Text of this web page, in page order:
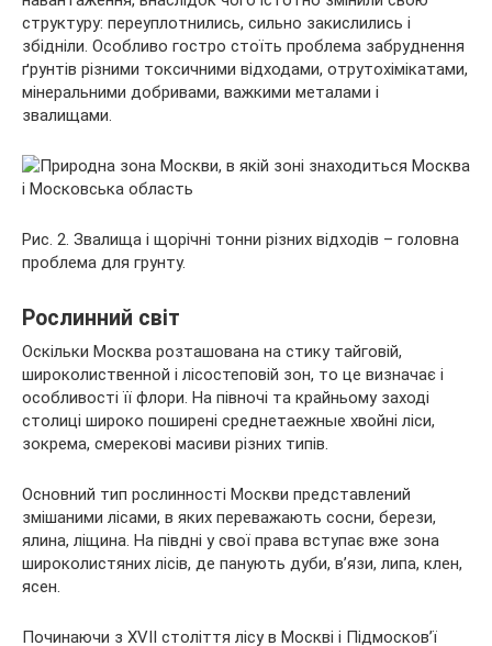
структуру: переуплотнились, сильно закислились і
збідніли. Особливо гостро стоїть проблема забруднення
ґрунтів різними токсичними відходами, отрутохімікатами,
мінеральними добривами, важкими металами і
звалищами.
Рис. 2. Звалища і щорічні тонни різних відходів – головна
проблема для грунту.
Рослинний світ
Оскільки Москва розташована на стику тайговій,
широколиственной і лісостеповій зон, то це визначає і
особливості її флори. На півночі та крайньому заході
столиці широко поширені среднетаежные хвойні ліси,
зокрема, смерекові масиви різних типів.
Основний тип рослинності Москви представлений
змішаними лісами, в яких переважають сосни, берези,
ялина, ліщина. На півдні у свої права вступає вже зона
широколистяних лісів, де панують дуби, в’язи, липа, клен,
ясен.
Починаючи з XVII століття лісу в Москві і Підмосков’ї